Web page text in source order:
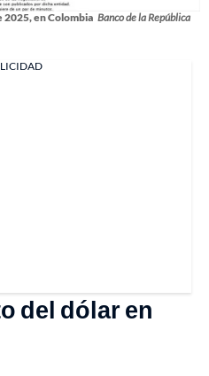
2025, en Colombia Banco de la República
del dólar en